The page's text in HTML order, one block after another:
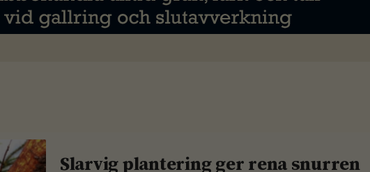
Slarvig plantering ger rena snurren